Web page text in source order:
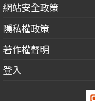
網站安全政策
隱私權政策
著作權聲明
登入